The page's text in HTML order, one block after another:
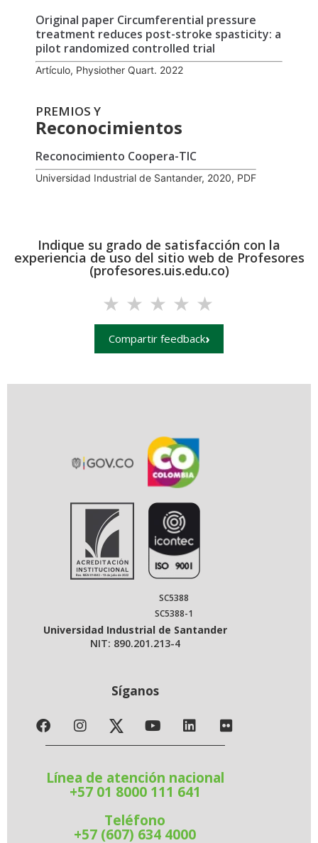
Original paper Circumferential pressure
treatment reduces post-stroke spasticity: a
pilot randomized controlled trial
Artículo, Physiother Quart. 2022
PREMIOS Y
Reconocimientos
Reconocimiento Coopera-TIC
Universidad Industrial de Santander, 2020, PDF
Indique su grado de satisfacción con la
experiencia de uso del sitio web de Profesores
(profesores.uis.edu.co)